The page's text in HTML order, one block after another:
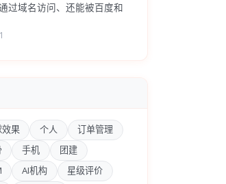
过域名访问、还能被百度和
果 个人
订单管理
手机
团建
AI机构
星级评价